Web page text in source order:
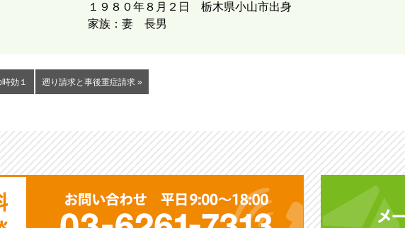
１９８０年８月２日 栃木県小山市出身
家族：妻 長男
効１ 遡り請求と事後重症請求 »